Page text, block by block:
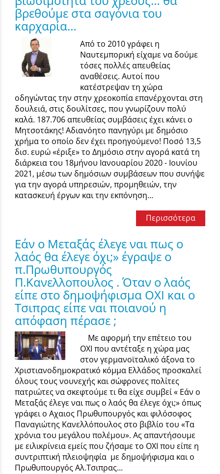
βρεθούμε στα σαγόνια του
καρχαρία…
Από το 2010 γράφει η
Ναυτεμπορική είχαμε να δούμε
τόσες πολλές απευθείας
αναθέσεις. Αυτοί που
κατέστρεψαν τη χώρα
οδηγώντας την στην χρεοκοπία επανέρχονται στη
δουλειά, στις δουλίτσες, που γνωρίζουν πολύ
καλά. 187.706 απευθείας συμβάσεις έχει κάνει ο
Μητσοτάκης! Αδιανόητο πανηγύρι με δημόσιο
χρήμα το οποίο δεν έχει προηγούμενο! Ποσό 13,5
δισ. ευρώ «έριξε» το Δημόσιο στην αγορά κατά τη
διάρκεια του 18μήνου Ιανουαρίου 2020 - Ιουνίου
2021, μέσω των δημόσιων συμβάσεων που συνήψε
για την αγορά υπηρεσιών, προμηθειών, την
κατασκευή έργων και την εκπόνηση...
Περισσότερα
Εάν ο Μεταξάς έλεγε ναι πως ο
λαός θα έλεγε όχι;» έγραψε ο
π.Πρωθυπουργός
Π.Κανελλοπουλος . Όταν ο λαός
είπε στο δημοψήφισμα ΟΧΙ και ο
Τσιπρας είπε ναι ποιανού η
απόφαση πέρασε ;
Με αφορμή την επέτειο του
ΟΧΙ που αντέταξε η χώρα μας
στον γερμανοϊταλικό άξονα το
Χριστιανοδημοκρατικό κόμμα Ελλάδος προσκαλεί
όλους τους νουνεχής και σώφρονες πολίτες
πατριώτες να σκεφτούμε τι θα είχε συμβεί « Εάν ο
Μεταξάς έλεγε ναι πως ο λαός θα έλεγε όχι;» όπως
γράφει ο Αχαιος Πρωθυπουργός και φιλόσοφος
Παναγιώτης Κανελλόπουλος στο βιβλίο του «Τα
χρόνια του μεγάλου πολέμου». Ας απαντήσουμε
με ειλικρίνεια εμείς που ζήσαμε το ΟΧΙ που είπε η
συντριπτική πλειοψηφία με δημοψήφισμα και ο
Πρωθυπουργός Αλ.Τσιπρας...